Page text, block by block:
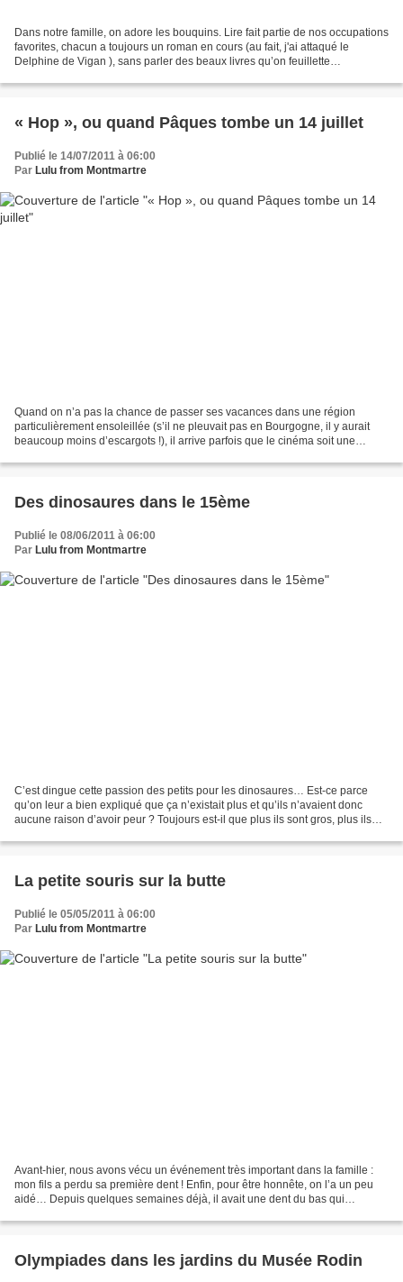
Dans notre famille, on adore les bouquins. Lire fait partie de nos occupations
favorites, chacun a toujours un roman en cours (au fait, j'ai attaqué le
Delphine de Vigan ), sans parler des beaux livres qu’on feuillette
« Hop », ou quand Pâques tombe un 14 juillet
Publié le 14/07/2011 à 06:00
Par Lulu from Montmartre
Quand on n’a pas la chance de passer ses vacances dans une région
particulièrement ensoleillée (s’il ne pleuvait pas en Bourgogne, il y aurait
beaucoup moins d’escargots !), il arrive parfois que le cinéma soit une
Des dinosaures dans le 15ème
Publié le 08/06/2011 à 06:00
Par Lulu from Montmartre
C’est dingue cette passion des petits pour les dinosaures… Est-ce parce
qu’on leur a bien expliqué que ça n’existait plus et qu’ils n’avaient donc
aucune raison d’avoir peur ? Toujours est-il que plus ils sont gros, plus ils
La petite souris sur la butte
Publié le 05/05/2011 à 06:00
Par Lulu from Montmartre
Avant-hier, nous avons vécu un événement très important dans la famille :
mon fils a perdu sa première dent ! Enfin, pour être honnête, on l’a un peu
aidé… Depuis quelques semaines déjà, il avait une dent du bas qui
Olympiades dans les jardins du Musée Rodin